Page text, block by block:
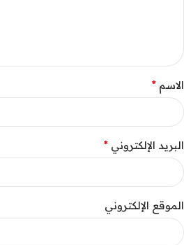
الاسم *
البريد الإلكتروني *
الموقع الإلكتروني